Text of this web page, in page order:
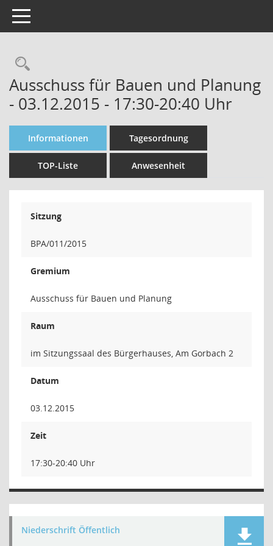
Toggle navigation
Rechercheauswahl
Ausschuss für Bauen und Planung
- 03.12.2015 - 17:30-20:40 Uhr
Informationen Tagesordnung
TOP-Liste Anwesenheit
Sitzung
BPA/011/2015
Gremium
Ausschuss für Bauen und Planung
Raum
im Sitzungssaal des Bürgerhauses, Am Gorbach 2
Datum
03.12.2015
Zeit
17:30-20:40 Uhr
Niederschrift Öffentlich